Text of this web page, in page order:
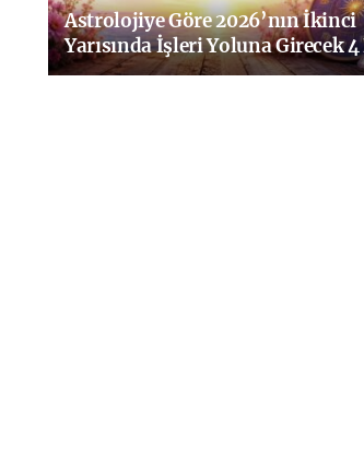
Astrolojiye Göre 2026’nın İkinci
Yarısında İşleri Yoluna Girecek